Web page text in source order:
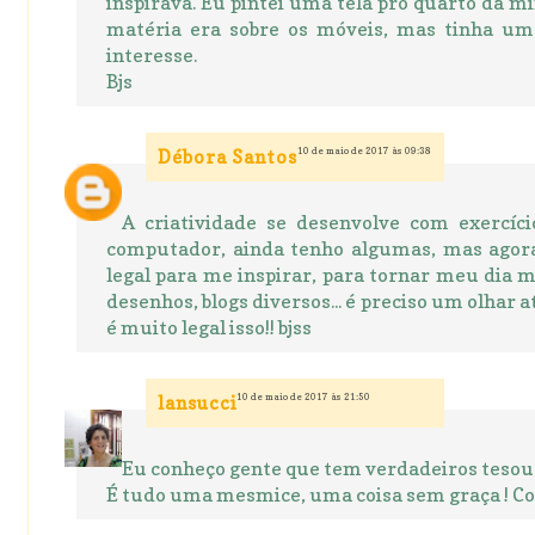
matéria era sobre os móveis, mas tinha
interesse.
Bjs
Débora Santos 10 de maio de 2017 às 09:38
A criatividade se desenvolve com
computador, ainda tenho algumas, mas
legal para me inspirar, para tornar meu dia
desenhos, blogs diversos... é preciso um
é muito legal isso!! bjss
lansucci10 de maio de 2017 às 21:50
Eu conheço gente que tem verdadeiros
É tudo uma mesmice, uma coisa sem graça !